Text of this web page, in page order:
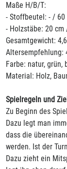
Maße H/B/T:
- Stoffbeutel: - / 60
- Holzstäbe: 20
Gesamtgewicht:
Altersempfehlung:
Farbe: natur, grün,
Material: Holz,
Spielregeln und
Zu Beginn des
Dazu legt man
dass die
werden. Ist der
Dazu zieht ein